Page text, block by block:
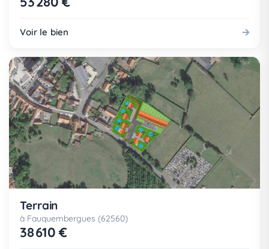
Voir le bien
Terrain
à Fauquembergues (62560)
38 610 €